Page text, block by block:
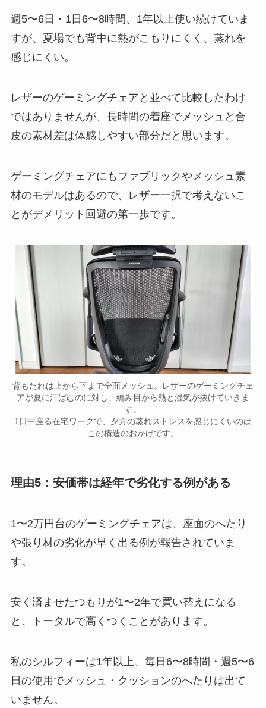
週5〜6日・1日6〜8時間、1年以上使い続けていま
すが、夏場でも背中に熱がこもりにくく、蒸れを
感じにくい。
レザーのゲーミングチェアと並べて比較したわけ
ではありませんが、長時間の着座でメッシュと合
皮の素材差は体感しやすい部分だと思います。
ゲーミングチェアにもファブリックやメッシュ素
材のモデルはあるので、レザー一択で考えないこ
とがデメリット回避の第一歩です。
背もたれは上から下まで全面メッシュ。レザーのゲーミングチェ
アが夏に汗ばむのに対し、編み目から熱と湿気が抜けていきま
す。
1日中座る在宅ワークで、夕方の蒸れストレスを感じにくいのは
この構造のおかげです。
理由5：安価帯は経年で劣化する例がある
1〜2万円台のゲーミングチェアは、座面のへたり
や張り材の劣化が早く出る例が報告されていま
す。
安く済ませたつもりが1〜2年で買い替えになる
と、トータルで高くつくことがあります。
私のシルフィーは1年以上、毎日6〜8時間・週5〜6
日の使用でメッシュ・クッションのへたりは出て
いません。